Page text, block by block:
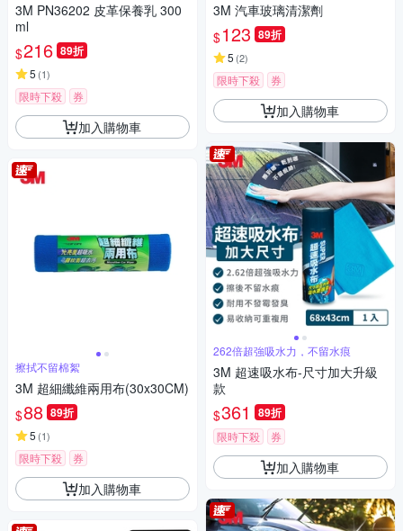
3M PN36202 皮革保養乳 300
ml
$216 89折
5 (1)
限時下殺 券
加入購物車
擦拭不留棉絮
3M 超細纖維兩用布(30x30CM)
$88 89折
5 (1)
限時下殺 券
加入購物車
3M 汽車玻璃清潔劑
$123 89折
5 (2)
限時下殺 券
加入購物車
262倍超強吸水力，不留水痕
3M 超速吸水布-尺寸加大升級
款
$361 89折
限時下殺 券
加入購物車